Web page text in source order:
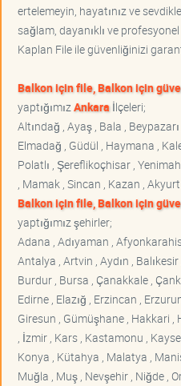
ertelemeyin, hayatınız ve
sağlam, dayanıklı ve
Kaplan File ile güvenliğinizi
Balkon için file, Balkon için
yaptığımız Ankara İlçeleri;
Altındağ , Ayaş , Bala ,
Elmadağ , Güdül , Haymana ,
Polatlı , Şereflikoçhisar ,
, Mamak , Sincan , Kazan ,
Balkon için file, Balkon için
yaptığımız şehirler;
Adana , Adıyaman ,
Antalya , Artvin , Aydın , Balıkesir
Burdur , Bursa , Çanakkale ,
Edirne , Elazığ , Erzincan ,
Giresun , Gümüşhane , Hakkari
, İzmir , Kars , Kastamonu ,
Konya , Kütahya , Malatya ,
Muğla , Muş , Nevşehir , Niğde ,